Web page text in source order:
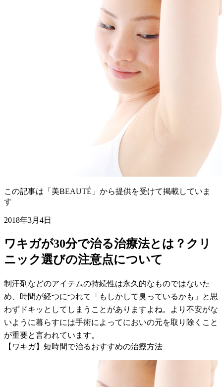
この記事は「美BEAUTÉ」から提供を受けて掲載していま
す
2018年3月4日
ワキガが30分で治る治療法とは？クリ
ニック選びの注意点について
制汗剤などのアイテムの持続性は永久的なものではないた
め、時間が経つにつれて「もしかして臭っているかも」と思
わずドキッとしてしまうことがありますよね。より不安がな
いように暮らすには手術によってにおいの元を取り除くこと
が重要と言われています。
【ワキガ】短時間で治るおすすめの治療方法